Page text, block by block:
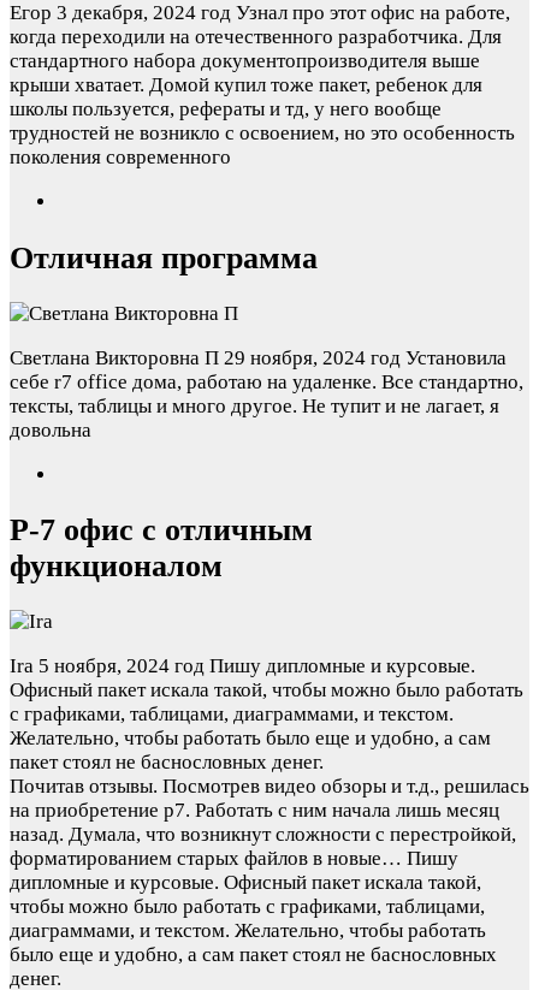
Егор 3 декабря, 2024 год Узнал про этот офис на работе,
когда переходили на отечественного разработчика. Для
стандартного набора документопроизводителя выше
крыши хватает. Домой купил тоже пакет, ребенок для
школы пользуется, рефераты и тд, у него вообще
трудностей не возникло с освоением, но это особенность
поколения современного
Отличная программа
Светлана Викторовна П 29 ноября, 2024 год Установила
себе r7 office дома, работаю на удаленке. Все стандартно,
тексты, таблицы и много другое. Не тупит и не лагает, я
довольна
Р-7 офис с отличным
функционалом
Ira 5 ноября, 2024 год Пишу дипломные и курсовые.
Офисный пакет искала такой, чтобы можно было работать
с графиками, таблицами, диаграммами, и текстом.
Желательно, чтобы работать было еще и удобно, а сам
пакет стоял не баснословных денег.
Почитав отзывы. Посмотрев видео обзоры и т.д., решилась
на приобретение р7. Работать с ним начала лишь месяц
назад. Думала, что возникнут сложности с перестройкой,
форматированием старых файлов в новые… Пишу
дипломные и курсовые. Офисный пакет искала такой,
чтобы можно было работать с графиками, таблицами,
диаграммами, и текстом. Желательно, чтобы работать
было еще и удобно, а сам пакет стоял не баснословных
денег.